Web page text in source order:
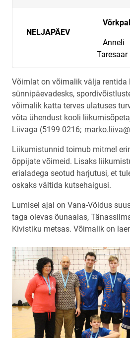
NELJAPÄEV
Anneli
Taresaar
Võimlat on võimalik välja rentida
sünnipäevadesks,
võimalik katta terves ulatuses
võta ühendust kooli
Liivaga (5199 0216;
Liikumistunnid toimub mitmel
õppijate võimeid. Lisaks
erialadega seotud harjutusi, et
oskaks vältida kutsehaigusi.
Lumisel ajal on Vana-Võidus
taga olevas õunaaias,
Kivistiku metsas. Võimalik on